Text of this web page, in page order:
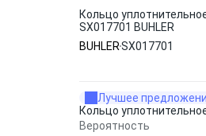
Кольцо
SX017701 BUHLER
BUHLERSX017701
Лучшее
Кольцо
Вероятность